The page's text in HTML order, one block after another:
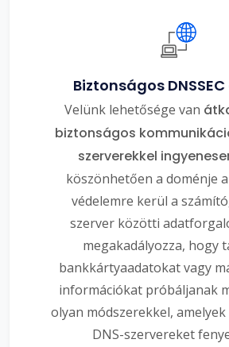
Biztonságos
Velünk lehetősége van
biztonságos
szerverekkel
köszönhetően a doménje
védelemre kerül a
szerver közötti
megakadályozza, hogy
bankkártyaadatokat vagy
információkat próbáljanak
olyan módszerekkel,
DNS-szervereket